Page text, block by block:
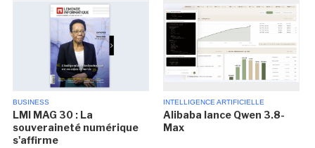
BUSINESS
LMI MAG 30 : La
souveraineté numérique
s'affirme
INTELLIGENCE ARTIFICIELLE
Alibaba lance Qwen 3.8-
Max